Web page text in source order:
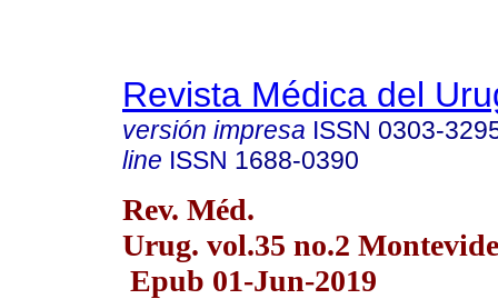
Revista Médica del
versión impresa ISSN 0303-
line ISSN 1688-0390
Rev. Méd.
Urug. vol.35 no.2
Epub 01-Jun-2019